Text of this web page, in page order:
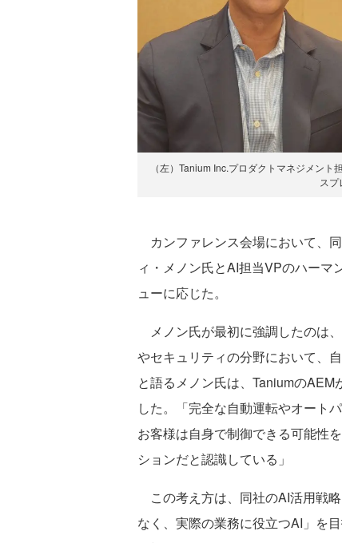
（左）Tanium Inc.プロダクトマネジメン
ス
カンファレンス会場において、
ィ・メノン氏とAI担当VPのハー
ューに応じた。
メノン氏が最初に強調したのは
やセキュリティの分野において、
と語るメノン氏は、Taniumの
した。「完全な自動運転やオート
お客様は自身で制御できる可能性
ションだと認識している」
この考え方は、同社のAI活用戦
なく、実際の業務に役立つAI」を